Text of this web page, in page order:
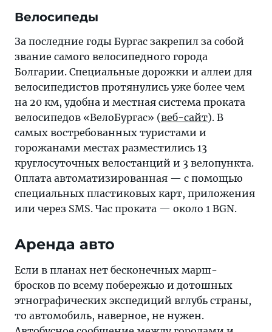
Велосипеды
За последние годы Бургас закрепил за собой
звание самого велосипедного города
Болгарии. Специальные дорожки и аллеи для
велосипедистов протянулись уже более чем
на 20 км, удобна и местная система проката
велосипедов «ВелоБургас» (веб-сайт). В
самых востребованных туристами и
горожанами местах разместились 13
круглосуточных велостанций и 3 велопункта.
Оплата автоматизированная — с помощью
специальных пластиковых карт, приложения
или через SMS. Час проката — около 1 BGN.
Аренда авто
Если в планах нет бесконечных марш-
бросков по всему побережью и дотошных
этнографических экспедиций вглубь страны,
то автомобиль, наверное, не нужен.